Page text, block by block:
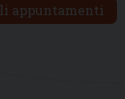
appuntamenti